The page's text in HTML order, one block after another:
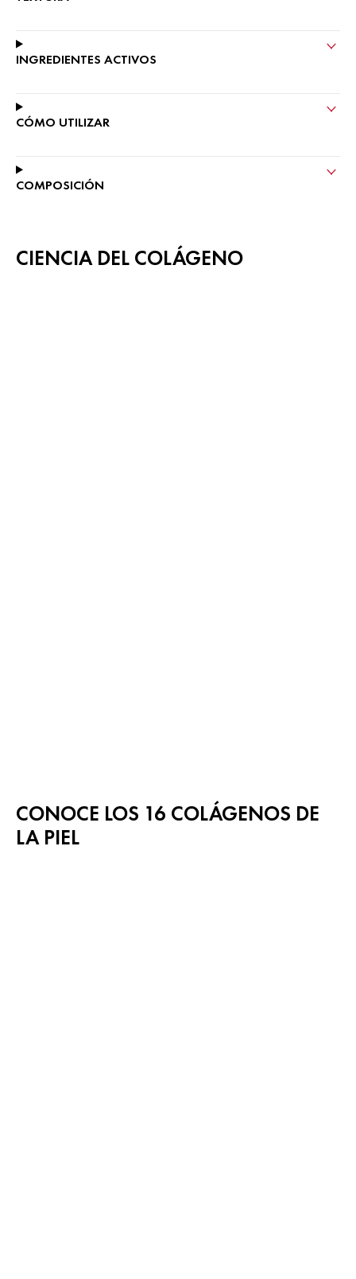
INGREDIENTES ACTIVOS
CÓMO UTILIZAR ​
COMPOSICIÓN
CIENCIA DEL COLÁGENO
CONOCE LOS 16 COLÁGENOS DE
LA PIEL